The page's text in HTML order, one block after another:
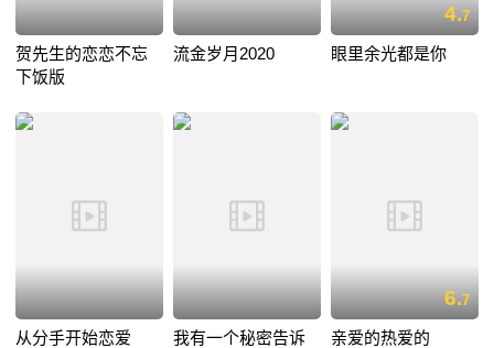
贺先生的恋恋不忘
下饭版
流金岁月2020
4.7
眼里余光都是你
从分手开始恋爱
我有一个秘密告诉
6.7
亲爱的热爱的